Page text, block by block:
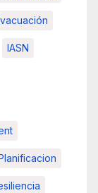
IASN